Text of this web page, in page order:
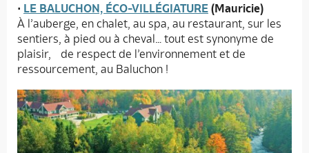
• LE BALUCHON, ÉCO-VILLÉGIATURE (Mauricie)
À l’auberge, en chalet, au spa, au restaurant, sur les
sentiers, à pied ou à cheval… tout est synonyme de
plaisir, de respect de l’environnement et de
ressourcement, au Baluchon !